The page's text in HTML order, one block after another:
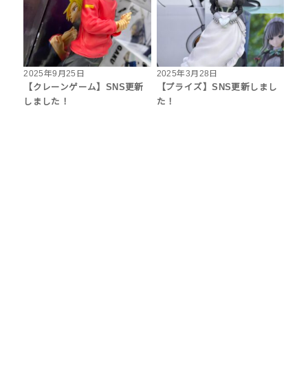
2025年9月25日
【クレーンゲーム】SNS更新
しました！
2025年3月28日
【プライズ】SNS更新しまし
た！